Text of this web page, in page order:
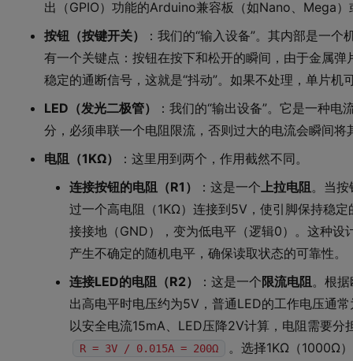
出（GPIO）功能的Arduino兼容板（如Nano、Mega
按钮（按键开关）
：我们的“输入设备”。其内部是一
有一个关键点：按钮在按下和松开的瞬间，由于金属
稳定的通断信号，这就是“抖动”。如果不处理，单片机
LED（发光二极管）
：我们的“输出设备”。它是一种
分，必须串联一个电阻限流，否则过大的电流会瞬间将
电阻（1KΩ）
：这里用到两个，作用截然不同。
连接按钮的电阻（R1）
：这是一个上拉电阻。当
过一个高电阻（1KΩ）连接到5V，使引脚保持稳
接接地（GND），变为低电平（逻辑0）。这种设
产生不确定的随机电平，确保读取状态的可靠性。
连接LED的电阻（R2）
：这是一个限流电阻。根
出高电平时电压约为5V，普通LED的工作电压通
以安全电流15mA、LED压降2V计算，电阻需要分
R = 3V / 0.015A = 200Ω
。选择1KΩ（1000Ω